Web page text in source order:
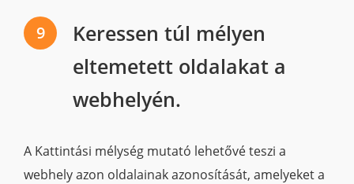
9
Keressen túl mélyen
eltemetett oldalakat a
webhelyén.
A Kattintási mélység mutató lehetővé teszi a
webhely azon oldalainak azonosítását, amelyeket a